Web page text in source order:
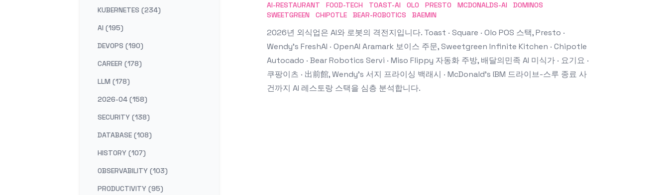
KUBERNETES (234)
AI (195)
DEVOPS (190)
CAREER (178)
LLM (178)
2026-04 (158)
SECURITY (138)
DATABASE (108)
HISTORY (107)
OBSERVABILITY (103)
PRODUCTIVITY (95)
AI-RESTAURANT FOOD-TECH TOAST-AI OLO PRESTO MCDONALDS-AI
DOMINOS
SWEETGREEN
CHIPOTLE BEAR-ROBOTICS BAEMIN
2026년 외식업은 AI와 로봇의 격전지입니다. Toast · Square · Olo POS 스택, Presto ·
Wendy's FreshAI · OpenAI Aramark 보이스 주문, Sweetgreen Infinite Kitchen · Chipotle
Autocado · Bear Robotics Servi · Miso Flippy 자동화 주방, 배달의민족 AI 미식가 · 요기요 ·
쿠팡이츠 · 出前館, Wendy's 서지 프라이싱 백래시 · McDonald's IBM 드라이브-스루 종료 사
건까지 AI 레스토랑 스택을 심층 분석합니다.